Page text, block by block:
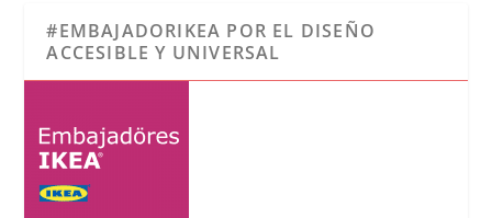
#EMBAJADORIKEA POR EL DISEÑO
ACCESIBLE Y UNIVERSAL